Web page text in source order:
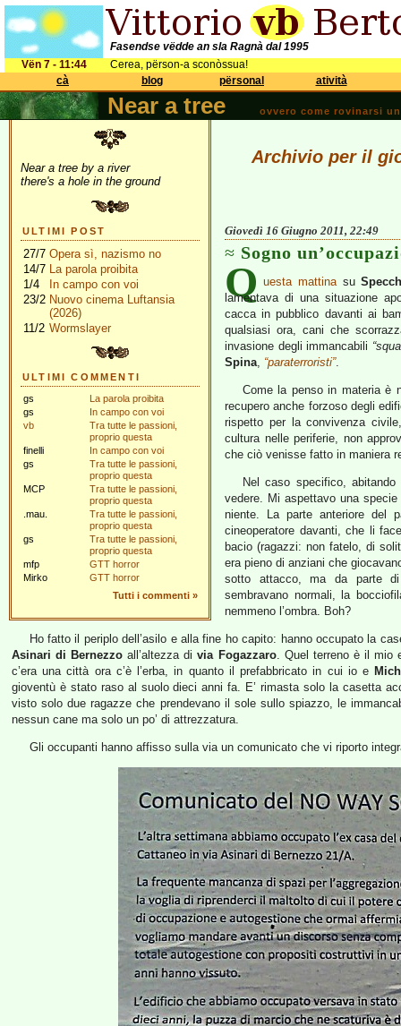
Fasendse vëdde an sla Ragnà dal 1995
Vën 7 - 11:44
Cerea, përson-a sconòssua!
cà
blog përsonal atività
Near a tree ovvero come rovinarsi
Near a tree by a river
there's a hole in the ground
ULTIMI POST
27/7 Opera sì, nazismo no
14/7 La parola proibita
1/4
In campo con voi
23/2 Nuovo cinema Luftansia
(2026)
11/2 Wormslayer
ULTIMI COMMENTI
gs
La parola proibita
gs
In campo con voi
vb
Tra tutte le passioni,
proprio questa
finelli
In campo con voi
gs
Tra tutte le passioni,
proprio questa
MCP
Tra tutte le passioni,
proprio questa
.mau.
Tra tutte le passioni,
proprio questa
gs
Tra tutte le passioni,
proprio questa
mfp
GTT horror
Mirko
GTT horror
Tutti i commenti »
Archivio per il
Giovedì 16 Giugno 2011, 22:49
Sogno
Q uesta mattinasu
lamentava di una situazione
cacca in pubblico davanti ai
qualsiasi ora, cani che
invasione degli immancabili
Spina, “paraterroristi”.
Come la penso in materia è
recupero anche forzoso degli
rispetto per la convivenza
cultura nelle periferie, non
che ciò venisse fatto in maniera
Nel caso specifico,
vedere. Mi aspettavo una
niente. La parte anteriore del
cineoperatore davanti, che li
bacio (ragazzi: non fatelo, di
era pieno di anziani che
sotto attacco, ma da parte
sembravano normali, la
nemmeno l’ombra. Boh?
Ho fatto il periplo dell’asilo e alla fine ho capito: hanno occupato la
Asinari di Bernezzo all’altezza divia Fogazzaro. Quel terreno è il mio
c’era una città ora c’è l’erba, in quanto il prefabbricato in cui io e
gioventù è stato raso al suolo dieci anni fa. E’ rimasta solo la casetta
visto solo due ragazze che prendevano il sole sullo spiazzo, le
nessun cane ma solo un po’ di attrezzatura.
Gli occupanti hanno affisso sulla via un comunicato che vi riporto